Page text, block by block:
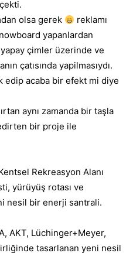
olsa gerek
reklamı
yapanlardan
yapay çimler üzerinde ve
çatısında yapilmasıydı.
edip acaba bir efekt mi diye
aynı zamanda bir taşla
bir proje ile
Rekreasyon Alanı
yürüyüş rotası ve
nesil bir enerji santrali.
AKT, Lüchinger+Meyer,
tasarlanan yeni nesil